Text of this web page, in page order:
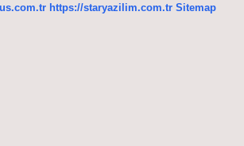
https://staryazilim.com.tr Sitemap